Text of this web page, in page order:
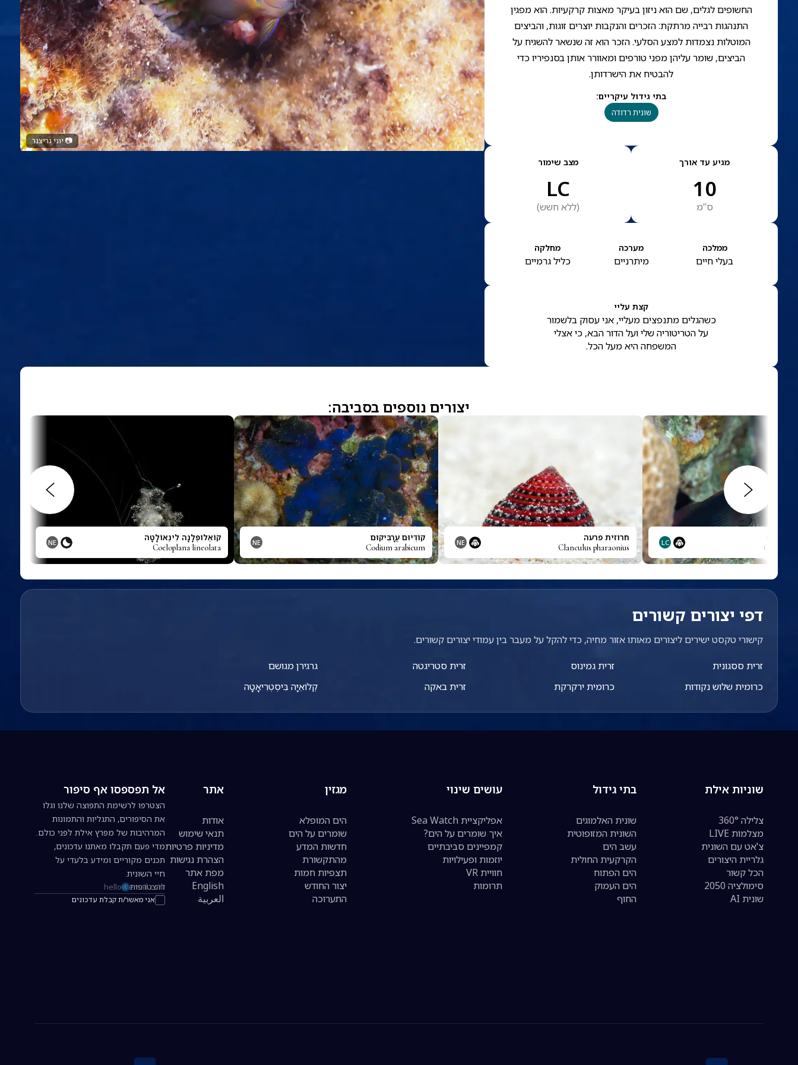
📷יוני גריצנר
החשופים לגלים, שם הוא ניזון בעיקר מאצות קרקעיות. הוא מפגין
התנהגות רבייה מרתקת: הזכרים והנקבות יוצרים זוגות, והביצים
המוטלות נצמדות למצע הסלעי. הזכר הוא זה שנשאר להשגיח על
הביצים, שומר עליהן מפני טורפים ומאוורר אותן בסנפיריו כדי
להבטיח את הישרדותן.
בתי גידול עיקריים:
שונית רדודה
מגיע עד אורך
10
ס”מ
מצב שימור
LC
(ללא חשש)
ממלכה
בעלי חיים
מערכה
מיתרניים
מחלקה
כליל גרמיים
קצת עליי
כשהגלים מתנפצים מעליי, אני עסוק בלשמור
על הטריטוריה שלי ועל הדור הבא, כי אצלי
המשפחה היא מעל הכל.
יצורים נוספים בסביבה:
LC חרוזית פרעה
Clanculus pharaonius
NE קוֹדִיוּם עֲרָבִּיקוּם
Codium arabicum
NE קוֹאֶלוֹפְּלָנָה לִינֵאוֹלָטָה
Coeloplana lineolata
NE
דפי יצורים קשורים
קישורי טקסט ישירים ליצורים מאותו אזור מחיה, כדי להקל על מעבר בין עמודי יצורים קשורים.
זרית ססגונית
כרומית שלוש נקודות
זרית גמינוס
כרומית ירקרקת
זרית סטריגטה
זרית באקה
גרגירן מגושם
קְלוֹאֵיָּה בִּיסְטְרִיאָטָה
שוניות אילת
צלילה 360°
מצלמות LIVE
צ'אט עם השונית
גלריית היצורים
הכל קשור
סימולציה 2050
שונית AI
בתי גידול
שונית האלמוגים
השונית המזופוטית
עשב הים
הקרקעית החולית
הים הפתוח
הים העמוק
החוף
עושים שינוי
אפליקציית Sea Watch
איך שומרים על הים?
קמפיינים סביבתיים
יוזמות ופעילויות
חוויית VR
תרומות
מגזין
הים המופלא
שומרים על הים
חדשות המדע
מהתקשורת
תצפיות חמות
יצור החודש
התערוכה
אתר
אודות
תנאי שימוש
מדיניות פרטיות
הצהרת נגישות
מפת אתר
English
العربية
אל תפספסו אף סיפור
הצטרפו לרשימת התפוצה שלנו וגלו
את הסיפורים, התגליות והתמונות
המרהיבות של מפרץ אילת לפני כולם.
מדי פעם תקבלו מאתנו עדכונים,
תכנים מקוריים ומידע בלעדי על
חיי השונית.
כתובת אימייל להרשמה לניוזלטר
אני מאשר/ת קבלת עדכונים
להצטרפות